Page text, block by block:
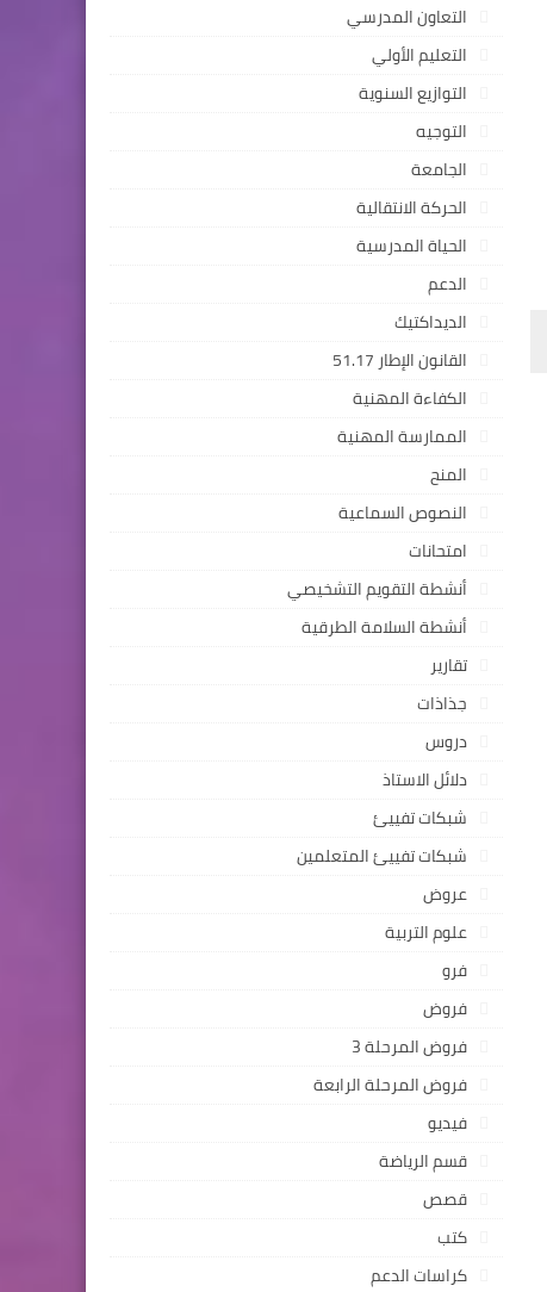
التعاون المدرسي
التعليم الأولي
التوازيع السنوية
التوجيه
الجامعة
الحركة الانتقالية
الحياة المدرسية
الدعم
الديداكتيك
القانون الإطار 51.17
الكفاءة المهنية
الممارسة المهنية
المنح
النصوص السماعية
امتحانات
أنشطة التقويم التشخيصي
أنشطة السلامة الطرقية
تقارير
جذاذات
دروس
دلائل الاستاذ
شبكات تفييئ
شبكات تفييئ المتعلمين
عروض
علوم التربية
فرو
فروض
فروض المرحلة 3
فروض المرحلة الرابعة
فيديو
قسم الرياضة
قصص
كتب
كراسات الدعم